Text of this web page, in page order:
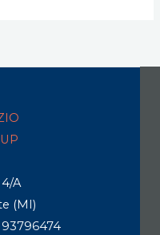
A
(MI)